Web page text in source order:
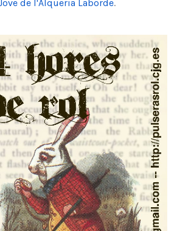
de l'Alqueria Laborde.